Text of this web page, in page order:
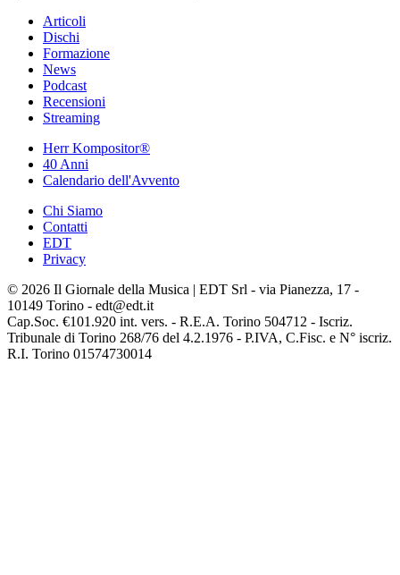
Articoli
Dischi
Formazione
News
Podcast
Recensioni
Streaming
Herr Kompositor®
40 Anni
Calendario dell'Avvento
Chi Siamo
Contatti
EDT
Privacy
© 2026 Il Giornale della Musica | EDT Srl - via Pianezza, 17 -
10149 Torino - edt@edt.it
Cap.Soc. €101.920 int. vers. - R.E.A. Torino 504712 - Iscriz.
Tribunale di Torino 268/76 del 4.2.1976 - P.IVA, C.Fisc. e N° iscriz.
R.I. Torino 01574730014